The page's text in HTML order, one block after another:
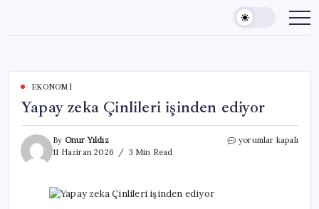
content
EKONOMI
Yapay zeka Çinlileri işinden ediyor
By Onur Yıldız
11 Haziran 2026
3 Min Read
Yapay
yorumlar kapalı